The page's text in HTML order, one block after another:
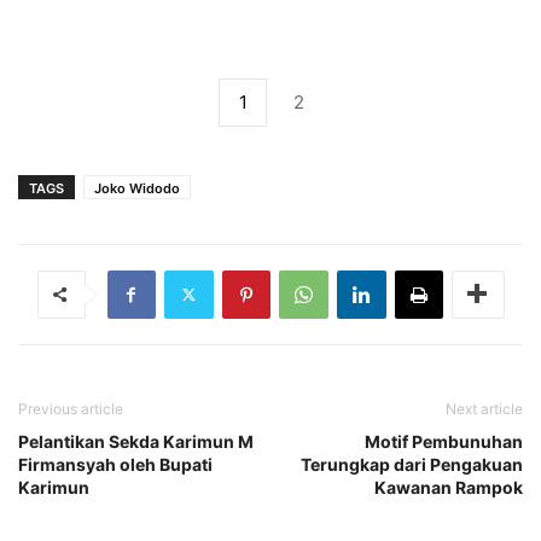
1 2
TAGS Joko Widodo
Previous article
Pelantikan Sekda Karimun M
Firmansyah oleh Bupati
Karimun
Next article
Motif Pembunuhan
Terungkap dari Pengakuan
Kawanan Rampok